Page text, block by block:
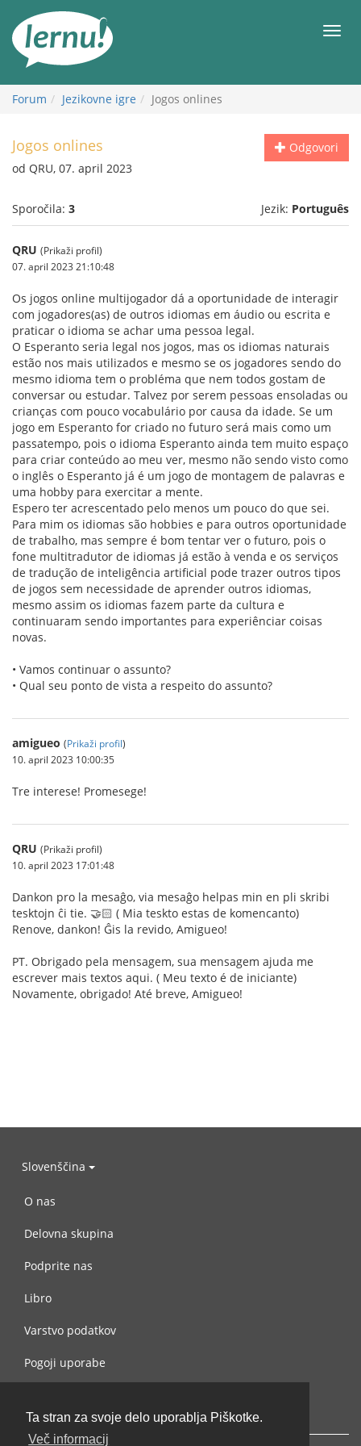
Ta stran za svoje delo uporablja Piškotke.
Več informacij
vsebini
Meni
Forum Jezikovne igre Jogos onlines
Odgovori
Jogos onlines
od QRU, 07. april 2023
Sporočila: 3 Jezik: Português
QRU (Prikaži profil)
07. april 2023 21:10:48
Os jogos online multijogador dá a oportunidade de interagir
com jogadores(as) de outros idiomas em áudio ou escrita e
praticar o idioma se achar uma pessoa legal.
O Esperanto seria legal nos jogos, mas os idiomas naturais
estão nos mais utilizados e mesmo se os jogadores sendo do
mesmo idioma tem o probléma que nem todos gostam de
conversar ou estudar. Talvez por serem pessoas ensoladas ou
crianças com pouco vocabulário por causa da idade. Se um
jogo em Esperanto for criado no futuro será mais como um
passatempo, pois o idioma Esperanto ainda tem muito espaço
para criar conteúdo ao meu ver, mesmo não sendo visto como
o inglês o Esperanto já é um jogo de montagem de palavras e
uma hobby para exercitar a mente.
Espero ter acrescentado pelo menos um pouco do que sei.
Para mim os idiomas são hobbies e para outros oportunidade
de trabalho, mas sempre é bom tentar ver o futuro, pois o
fone multitradutor de idiomas já estão à venda e os serviços
de tradução de inteligência artificial pode trazer outros tipos
de jogos sem necessidade de aprender outros idiomas,
mesmo assim os idiomas fazem parte da cultura e
continuaram sendo importantes para experiênciar coisas
novas.
• Vamos continuar o assunto?
• Qual seu ponto de vista a respeito do assunto?
amigueo (Prikaži profil)
10. april 2023 10:00:35
Tre interese! Promesege!
QRU (Prikaži profil)
10. april 2023 17:01:48
Dankon pro la mesaĝo, via mesaĝo helpas min en pli skribi
tesktojn ĉi tie. 🤝🏻 ( Mia teskto estas de komencanto)
Renove, dankon! Ĝis la revido, Amigueo!
PT. Obrigado pela mensagem, sua mensagem ajuda me
escrever mais textos aqui. ( Meu texto é de iniciante)
Novamente, obrigado! Até breve, Amigueo!
Slovenščina
O nas
Delovna skupina
Podprite nas
Libro
Varstvo podatkov
Pogoji uporabe